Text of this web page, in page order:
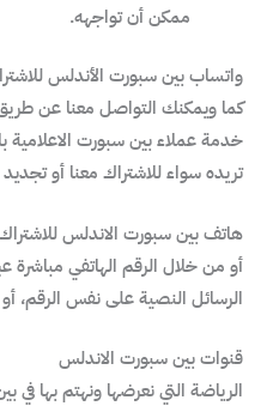
ممكن أن تواجهه.
واتساب بين سبورت الأندلس
كما ويمكنك التواصل معنا عن
خدمة عملاء بين سبورت
تريده سواء للاشتراك معنا أو
هاتف بين سبورت الاندلس للاشتراك
الرسائل النصية على نفس الرقم، أو
قنوات بين سبورت الاندلس
الرياضة التي نعرضها ونهتم بها